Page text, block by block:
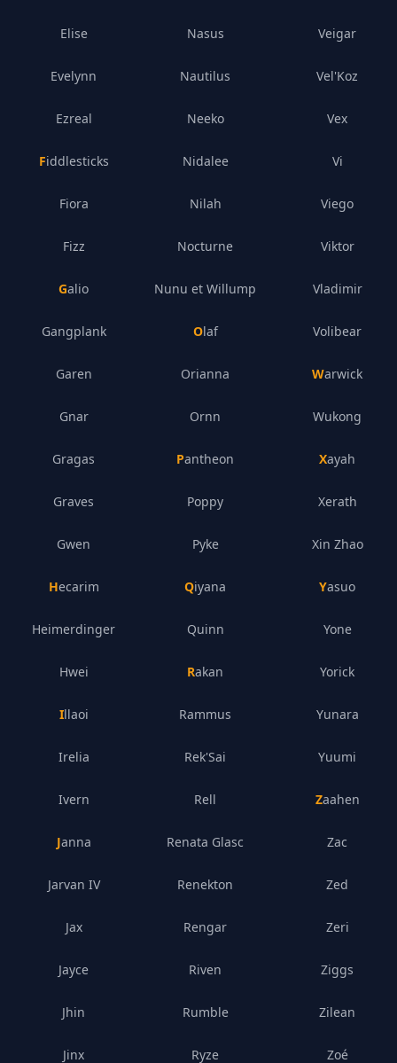
Elise
Evelynn
Ezreal
Fiddlesticks
Fiora
Fizz
Galio
Gangplank
Garen
Gnar
Gragas
Graves
Gwen
Hecarim
Heimerdinger
Hwei
Illaoi
Irelia
Ivern
Janna
Jarvan IV
Jax
Jayce
Jhin
Jinx
Nasus
Nautilus
Neeko
Nidalee
Nilah
Nocturne
Nunu et Willump
Olaf
Orianna
Ornn
Pantheon
Poppy
Pyke
Qiyana
Quinn
Rakan
Rammus
Rek'Sai
Rell
Renata Glasc
Renekton
Rengar
Riven
Rumble
Ryze
Veigar
Vel'Koz
Vex
Vi
Viego
Viktor
Vladimir
Volibear
Warwick
Wukong
Xayah
Xerath
Xin Zhao
Yasuo
Yone
Yorick
Yunara
Yuumi
Zaahen
Zac
Zed
Zeri
Ziggs
Zilean
Zoé